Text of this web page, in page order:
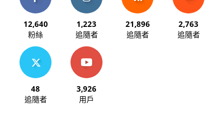
12,640
粉絲
1,223
追隨者
21,896
追隨者
2,763
追隨者
48
追隨者
3,926
用戶